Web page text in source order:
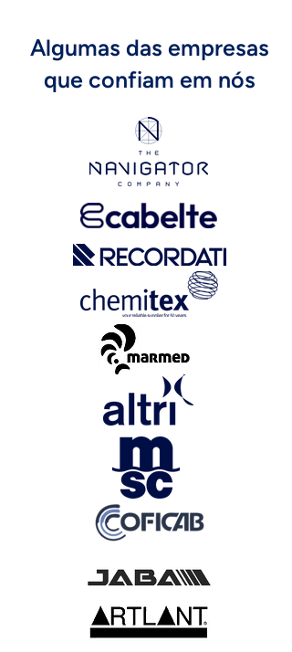
Algumas das empresas
que confiam em nós